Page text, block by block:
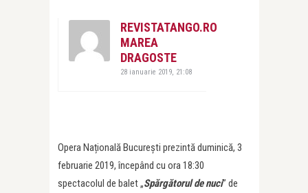
REVISTATANGO.RO
MAREA
DRAGOSTE
28 ianuarie 2019, 21:08
Opera Națională București prezintă duminică, 3
februarie 2019, începând cu ora 18:30
spectacolul de balet „Spărgătorul de nuci” de